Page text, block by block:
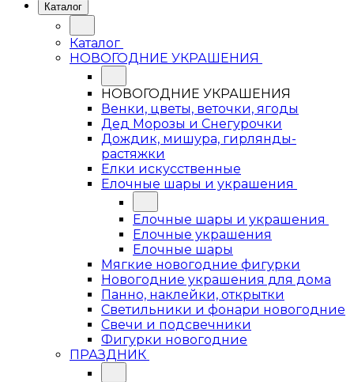
Каталог
Каталог
НОВОГОДНИЕ УКРАШЕНИЯ
НОВОГОДНИЕ УКРАШЕНИЯ
Венки, цветы, веточки, ягоды
Дед Морозы и Снегурочки
Дождик, мишура, гирлянды-
растяжки
Елки искусственные
Елочные шары и украшения
Елочные шары и украшения
Елочные украшения
Елочные шары
Мягкие новогодние фигурки
Новогодние украшения для дома
Панно, наклейки, открытки
Светильники и фонари новогодние
Свечи и подсвечники
Фигурки новогодние
ПРАЗДНИК